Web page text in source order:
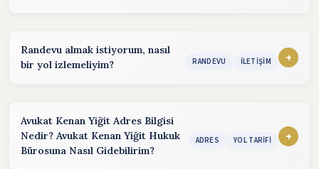
iletişim bölümünden benimle iletişime geçebilirsiniz.
Randevu almak istiyorum, nasıl
bir yol izlemeliyim?
RANDEVU İLETIŞIM +
Telefon:
(Hafta içi :09:00 - 18:00)
Email: av.k.yigit@hotmail.com(24 saat içinde cevap)
Avukat Kenan Yiğit Adres Bilgisi
Nedir? Avukat Kenan Yiğit Hukuk
Bürosuna Nasıl Gidebilirim?
ADRES YOL TARIFI +